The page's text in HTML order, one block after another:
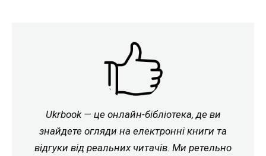
Ukrbook — це онлайн-бібліотека, де ви
знайдете огляди на електронні книги та
відгуки від реальних читачів. Ми ретельно